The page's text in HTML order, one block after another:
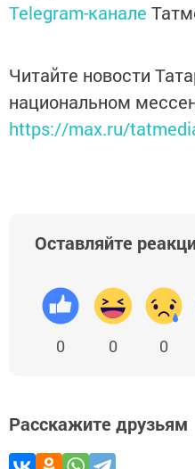
Telegram-канале
Читайте новости
национальном
https://max.ru/
Оставляйте
0 0 0
Расскажите друзьям